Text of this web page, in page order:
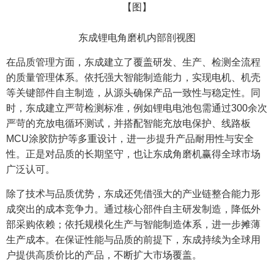
【图】
东成锂电角磨机内部剖视图
在品质管理方面，东成建立了覆盖研发、生产、检测全流程
的质量管理体系。依托强大智能制造能力，实现电机、机壳
等关键部件自主制造，从源头确保产品一致性与稳定性。同
时，东成建立严苛检测标准，例如锂电电池包需通过300余次
严苛的充放电循环测试，并搭配智能充放电保护、线路板
MCU涂胶防护等多重设计，进一步提升产品耐用性与安全
性。正是对品质的长期坚守，也让东成角磨机赢得全球市场
广泛认可。
除了技术与品质优势，东成还凭借强大的产业链整合能力形
成突出的成本竞争力。通过核心部件自主研发制造，降低外
部采购依赖；依托规模化生产与智能制造体系，进一步摊薄
生产成本。在保证性能与品质的前提下，东成持续为全球用
户提供高质价比的产品，不断扩大市场覆盖。